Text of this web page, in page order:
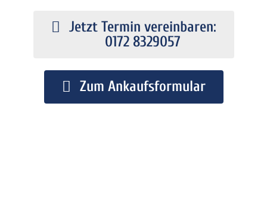
Jetzt Termin vereinbaren:
0172 8329057
Zum Ankaufsformular